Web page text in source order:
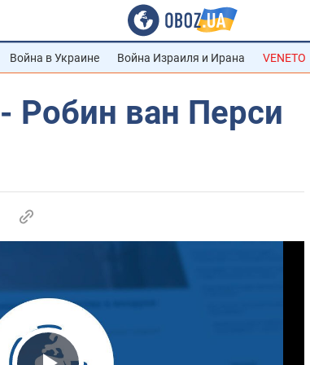
Война в Украине Война Израиля и Ирана VENETO
Робин ван Перси